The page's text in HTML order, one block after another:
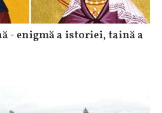
- enigmă a istoriei, taină a